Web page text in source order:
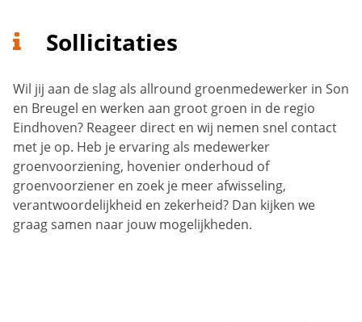
Sollicitaties
Wil jij aan de slag als allround groenmedewerker in Son
en Breugel en werken aan groot groen in de regio
Eindhoven? Reageer direct en wij nemen snel contact
met je op. Heb je ervaring als medewerker
groenvoorziening, hovenier onderhoud of
groenvoorziener en zoek je meer afwisseling,
verantwoordelijkheid en zekerheid? Dan kijken we
graag samen naar jouw mogelijkheden.